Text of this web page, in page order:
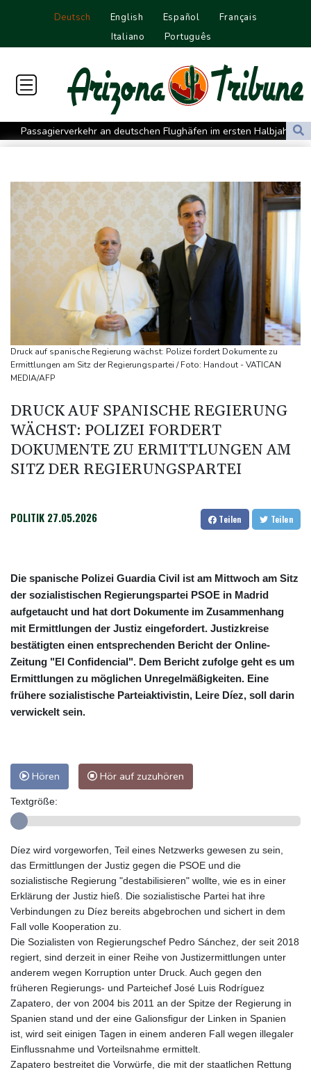
Deutsch English Español
Français
Italiano
Português
Passagierverkehr an deutschen Flughäfen im ersten Halbjahr
gesunken
begeistert empfangen
Hausärzte kritisieren Untätigkeit der Regierung in Hitzekrise
Übernahmekampf: Commerzbank geht mit Rekordergebnis in
Gespräche mit der Unicredit
Nach Drohnen-Vorfall an Leipziger Flughafen: Suche nach
weiterem Objekt dauert an
Verbände fordern Regierung zu Einberufung von Hitzegipfel auf
Schwimm-EM: Eikermann und Rösler stark im Turm-Vorkampf
Kompany: "Es ist schwierig, besser zu werden"
Medien: Diomande wechselt zu Real Madrid
E-Auto-Boom setzt sich auch im Juli fort - Neuwagenmarkt
weiter im Aufwärtstrend
Druck auf spanische Regierung wächst: Polizei fordert Dokumente zu
Ermittlungen am Sitz der Regierungspartei / Foto: Handout - VATICAN
MEDIA/AFP
DRUCK AUF SPANISCHE REGIERUNG
WÄCHST: POLIZEI FORDERT
DOKUMENTE ZU ERMITTLUNGEN AM
SITZ DER REGIERUNGSPARTEI
POLITIK 27.05.2026 Teilen Teilen
Die spanische Polizei Guardia Civil ist am Mittwoch am Sitz
der sozialistischen Regierungspartei PSOE in Madrid
aufgetaucht und hat dort Dokumente im Zusammenhang
mit Ermittlungen der Justiz eingefordert. Justizkreise
bestätigten einen entsprechenden Bericht der Online-
Zeitung "El Confidencial". Dem Bericht zufolge geht es um
Ermittlungen zu möglichen Unregelmäßigkeiten. Eine
frühere sozialistische Parteiaktivistin, Leire Díez, soll darin
verwickelt sein.
Hören Hör auf zuzuhören
Textgröße:
Díez wird vorgeworfen, Teil eines Netzwerks gewesen zu sein,
das Ermittlungen der Justiz gegen die PSOE und die
sozialistische Regierung "destabilisieren" wollte, wie es in einer
Erklärung der Justiz hieß. Die sozialistische Partei hat ihre
Verbindungen zu Díez bereits abgebrochen und sichert in dem
Fall volle Kooperation zu.
Die Sozialisten von Regierungschef Pedro Sánchez, der seit 2018
regiert, sind derzeit in einer Reihe von Justizermittlungen unter
anderem wegen Korruption unter Druck. Auch gegen den
früheren Regierungs- und Parteichef José Luis Rodríguez
Zapatero, der von 2004 bis 2011 an der Spitze der Regierung in
Spanien stand und der eine Galionsfigur der Linken in Spanien
ist, wird seit einigen Tagen in einem anderen Fall wegen illegaler
Einflussnahme und Vorteilsnahme ermittelt.
Zapatero bestreitet die Vorwürfe, die mit der staatlichen Rettung